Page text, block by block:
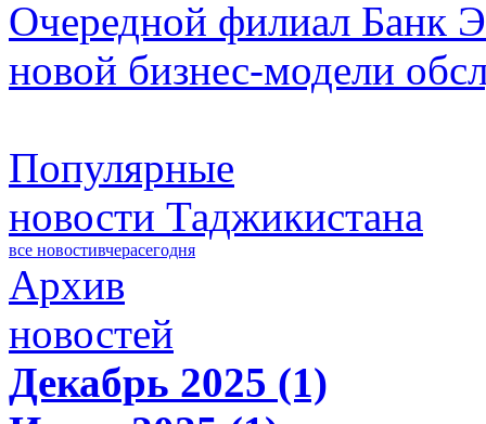
Очередной филиал Банк
новой бизнес-модели
Популярные
новости Таджикистана
все новостивчерасегодня
Архив
новостей
Декабрь 2025 (1)